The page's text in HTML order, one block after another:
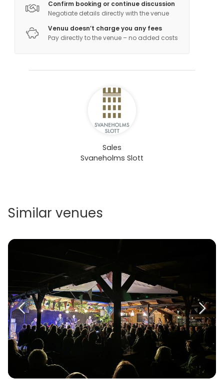
Confirm booking or continue discussion
Negotiate details directly with the venue
Venuu doesn’t charge you any fees
Pay directly to the venue – no added costs
Sales
Svaneholms Slott
Similar venues